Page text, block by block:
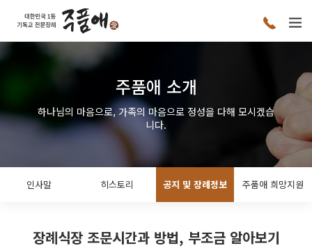
주품애 소개
하나님의 마음으로, 가족의 마음으로 정성을 다해 모시겠습
니다.
인사말 히스토리 공지 및 장례정보 주품애 희망지원
장례식장 조문시간과 방법, 부조금 알아보기